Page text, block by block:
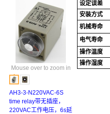
Mouse over to zoom in
AH3-3-N220VAC-6S
time relay带无插座，
220VAC工作电压，6s延
设定误差
安装方式
机械寿命
电气寿命
操作温度
操作湿度